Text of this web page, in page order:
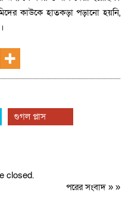
কাউকে হাতকড়া পড়ানো হয়নি,
গুগল প্লাস
closed.
পরের সংবাদ» »